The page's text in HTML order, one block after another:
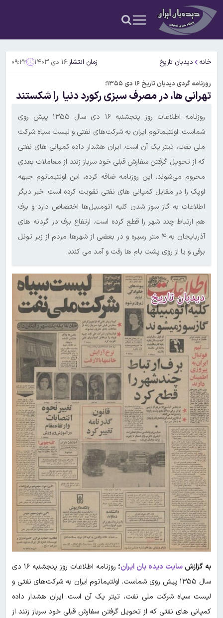
خانه دیدبان تاریخ زمان انتشار:۱۶ دی ۱۴۰۳ ۰۹:۲۲
روزنامه گردی دیدبان تاریخ ۱۶ دی ۱۳۵۵؛
تهرانی ها، در مصرف سبزی رکورد دنیا را شکستند
روزنامه اطلاعات روز پنجشنبه ۱۶ دی سال ۱۳۵۵ پیش روی
شماست. اولتیماتوم ایران‌ به شرکت‌های نفتی و لیست سیاه شرکت
ملی نفت، تیتر یک آن است. ایران هشدار داده کمپانی های نفتی
که از تحویل گرفتن سفارش قبلی خود سرباز زنند از معاملات بعدی
محروم می‌شوند. این روزنامه ضافه کرده، این اولتیماتوم جبهه
اوپک‌ را در مقابل کمپانی های نفتی تقویت کرده است. خبر دیگر
اطلاعات به گاز سوز شدن کلیه اتومبیل‌ها اختصاص دارد و برف
هم ارتباط چند شهر را قطع کرده است. ارتفاع برف در گردنه های
آذربایجان به ۴ متر رسیره و در بعضی از شهرها مردم از زیر تونل
برفی و یا از روی پشت بام ها رفت و آمد می کنند.
به گزازش سایت دیده بان ایران؛
روزنامه اطلاعات روز پنجشنبه ۱۶ دی
سال ۱۳۵۵ پیش روی شماست. اولتیماتوم ایران‌ به شرکت‌های نفتی و
لیست سیاه شرکت ملی نفت، تیتر یک آن است. ایران هشدار داده
کمپانی های نفتی که از تحویل گرفتن سفارش قبلی خود سرباز زنند از